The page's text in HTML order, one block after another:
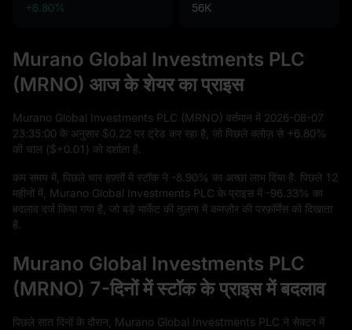
+6.80%
56K
Murano Global Investments PLC
(MRNO) आज के शेयर का प्राइस
Murano Global Investments PLC (MRNO) वर्तमान में 2026-08-07
23:35:00 के अनुसार $0.22 पर ट्रेड कर रहा है, जो पिछले क्लोज़ से +6.80%
की चाल ($+0.01 ) को दर्शाता है.
कम समय में, पिछले चार हफ़्तों में स्टॉक ने -8.90% का अच्छा लाभ दिया है. पिछले 12
महीनों में, Murano Global Investments PLC के प्राइस में -96.33% का
बदलाव दर्ज किया गया है, जो बड़े मार्केट की तुलना में कमज़ोर की परफ़ॉर्मेंस को दिखाता
है.
Murano Global Investments PLC
(MRNO) 7-दिनों में स्टॉक के प्राइस में बदलाव
पिछले सात दिनों के दौरान, Murano Global Investments PLC ने सेक्टर में